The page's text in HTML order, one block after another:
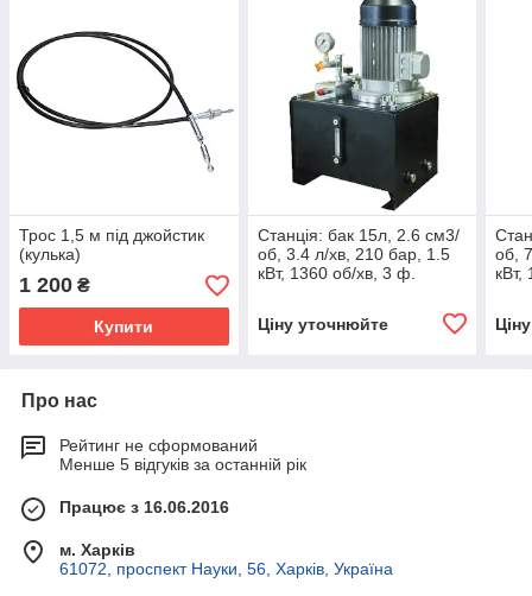
Трос 1,5 м під джойстик
(кулька)
1 200 ₴
Купити
Станція: бак 15л, 2.6 см3/
об, 3.4 л/хв, 210 бар, 1.5
кВт, 1360 об/хв, 3 ф.
Ціну уточнюйте
об,
Про нас
Рейтинг не сформований
Менше 5 відгуків за останній рік
Працює з 16.06.2016
м. Харків
61072, проспект Науки, 56, Харків, Україна